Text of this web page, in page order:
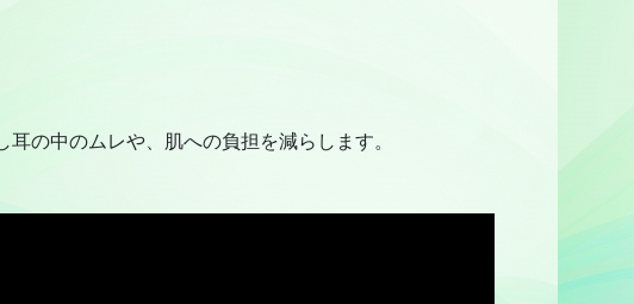
の中のムレや、肌への負担を減らします。